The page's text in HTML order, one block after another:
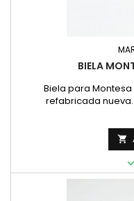
BIELA
Biela para
refabricada
